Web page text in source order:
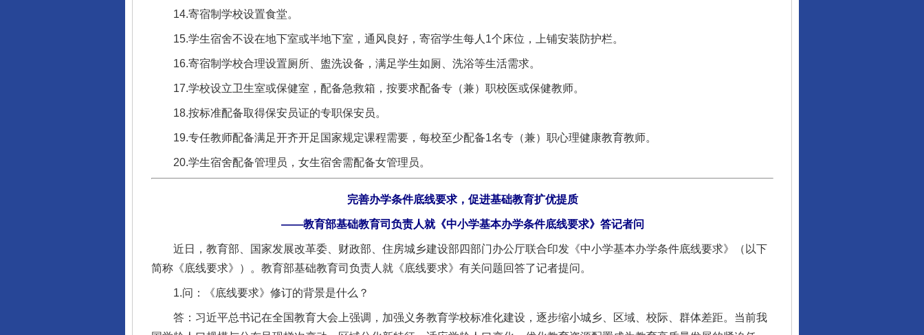
14.寄宿制学校设置食堂。
15.学生宿舍不设在地下室或半地下室，通风良好，寄宿学生每人1个床位，上铺安装防护栏。
16.寄宿制学校合理设置厕所、盥洗设备，满足学生如厕、洗浴等生活需求。
17.学校设立卫生室或保健室，配备急救箱，按要求配备专（兼）职校医或保健教师。
18.按标准配备取得保安员证的专职保安员。
19.专任教师配备满足开齐开足国家规定课程需要，每校至少配备1名专（兼）职心理健康教育教师。
20.学生宿舍配备管理员，女生宿舍需配备女管理员。
完善办学条件底线要求，促进基础教育扩优提质
——教育部基础教育司负责人就《中小学基本办学条件底线要求》答记者问
近日，教育部、国家发展改革委、财政部、住房城乡建设部四部门办公厅联合印发《中小学基本办学条件底线要求》（以下
简称《底线要求》）。教育部基础教育司负责人就《底线要求》有关问题回答了记者提问。
1.问：《底线要求》修订的背景是什么？
答：习近平总书记在全国教育大会上强调，加强义务教育学校标准化建设，逐步缩小城乡、区域、校际、群体差距。当前我